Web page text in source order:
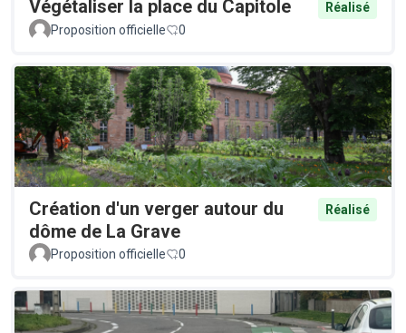
Végétaliser la place du Capitole
Réalisé
Proposition officielle
0
Création d'un verger autour du
dôme de La Grave
Réalisé
Proposition officielle 0